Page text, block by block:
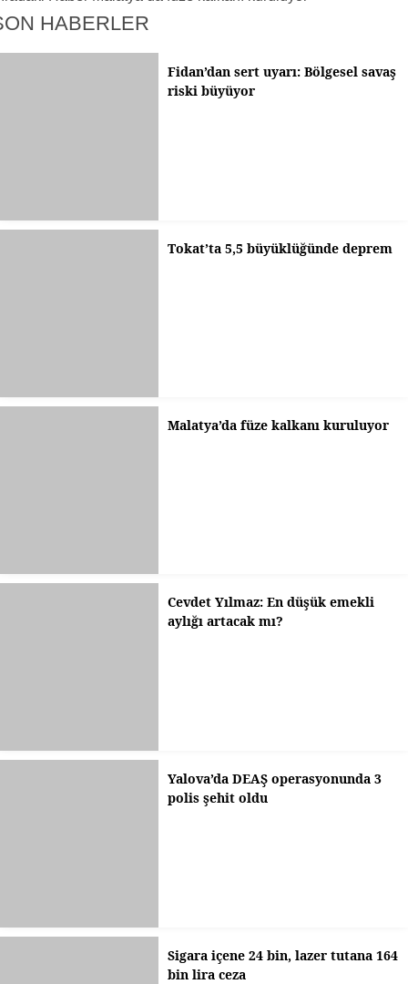
HABERLER
Fidan’dan sert uyarı: Bölgesel savaş
riski büyüyor
Tokat’ta 5,5 büyüklüğünde deprem
Malatya’da füze kalkanı kuruluyor
Cevdet Yılmaz: En düşük emekli
aylığı artacak mı?
Yalova’da DEAŞ operasyonunda 3
polis şehit oldu
Sigara içene 24 bin, lazer tutana 164
bin lira ceza